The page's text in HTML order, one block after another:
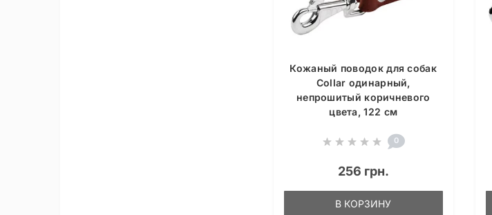
Кожаный поводок для собак
Collar одинарный,
непрошитый коричневого
цвета, 122 см
0
256 грн.
В КОРЗИНУ